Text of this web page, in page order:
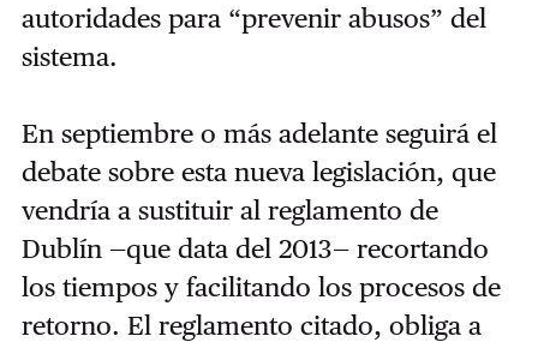
autoridades para “prevenir abusos” del
sistema.
En septiembre o más adelante seguirá el
debate sobre esta nueva legislación, que
vendría a sustituir al reglamento de
Dublín —que data del 2013— recortando
los tiempos y facilitando los procesos de
retorno. El reglamento citado, obliga a